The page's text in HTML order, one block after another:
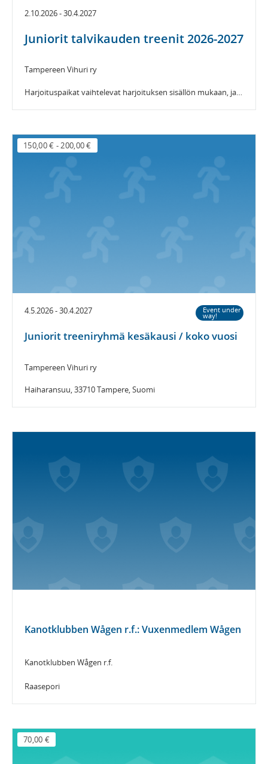
2.10.2026 - 30.4.2027
Juniorit talvikauden treenit 2026-2027
Tampereen Vihuri ry
Harjoituspaikat vaihtelevat harjoituksen sisällön mukaan, ja harjoituksia pidetään mm. Kaukajärvellä, Vehmaisissa, Kaupissa sekä Rauhaniemessä.
150,00 € -200,00 €
4.5.2026 - 30.4.2027 Event under
way!
Juniorit treeniryhmä kesäkausi / koko vuosi
Tampereen Vihuri ry
Haiharansuu, 33710 Tampere, Suomi
Kanotklubben Wågen r.f.: Vuxenmedlem Wågen
Kanotklubben Wågen r.f.
Raasepori
70,00 €